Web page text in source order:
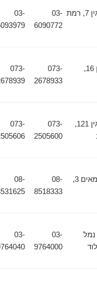
מנחם בגין 7, רמת 03-
6090772
03-
6093979
אבא אבן 16,
073-
2678933
073-
2678939
מנחם בגין 121,
073-
2505600
073-
2505606
מבוא הימאים 3,
08-
8518333
08-
8531625
נמל
03-
9764000
03-
9764040